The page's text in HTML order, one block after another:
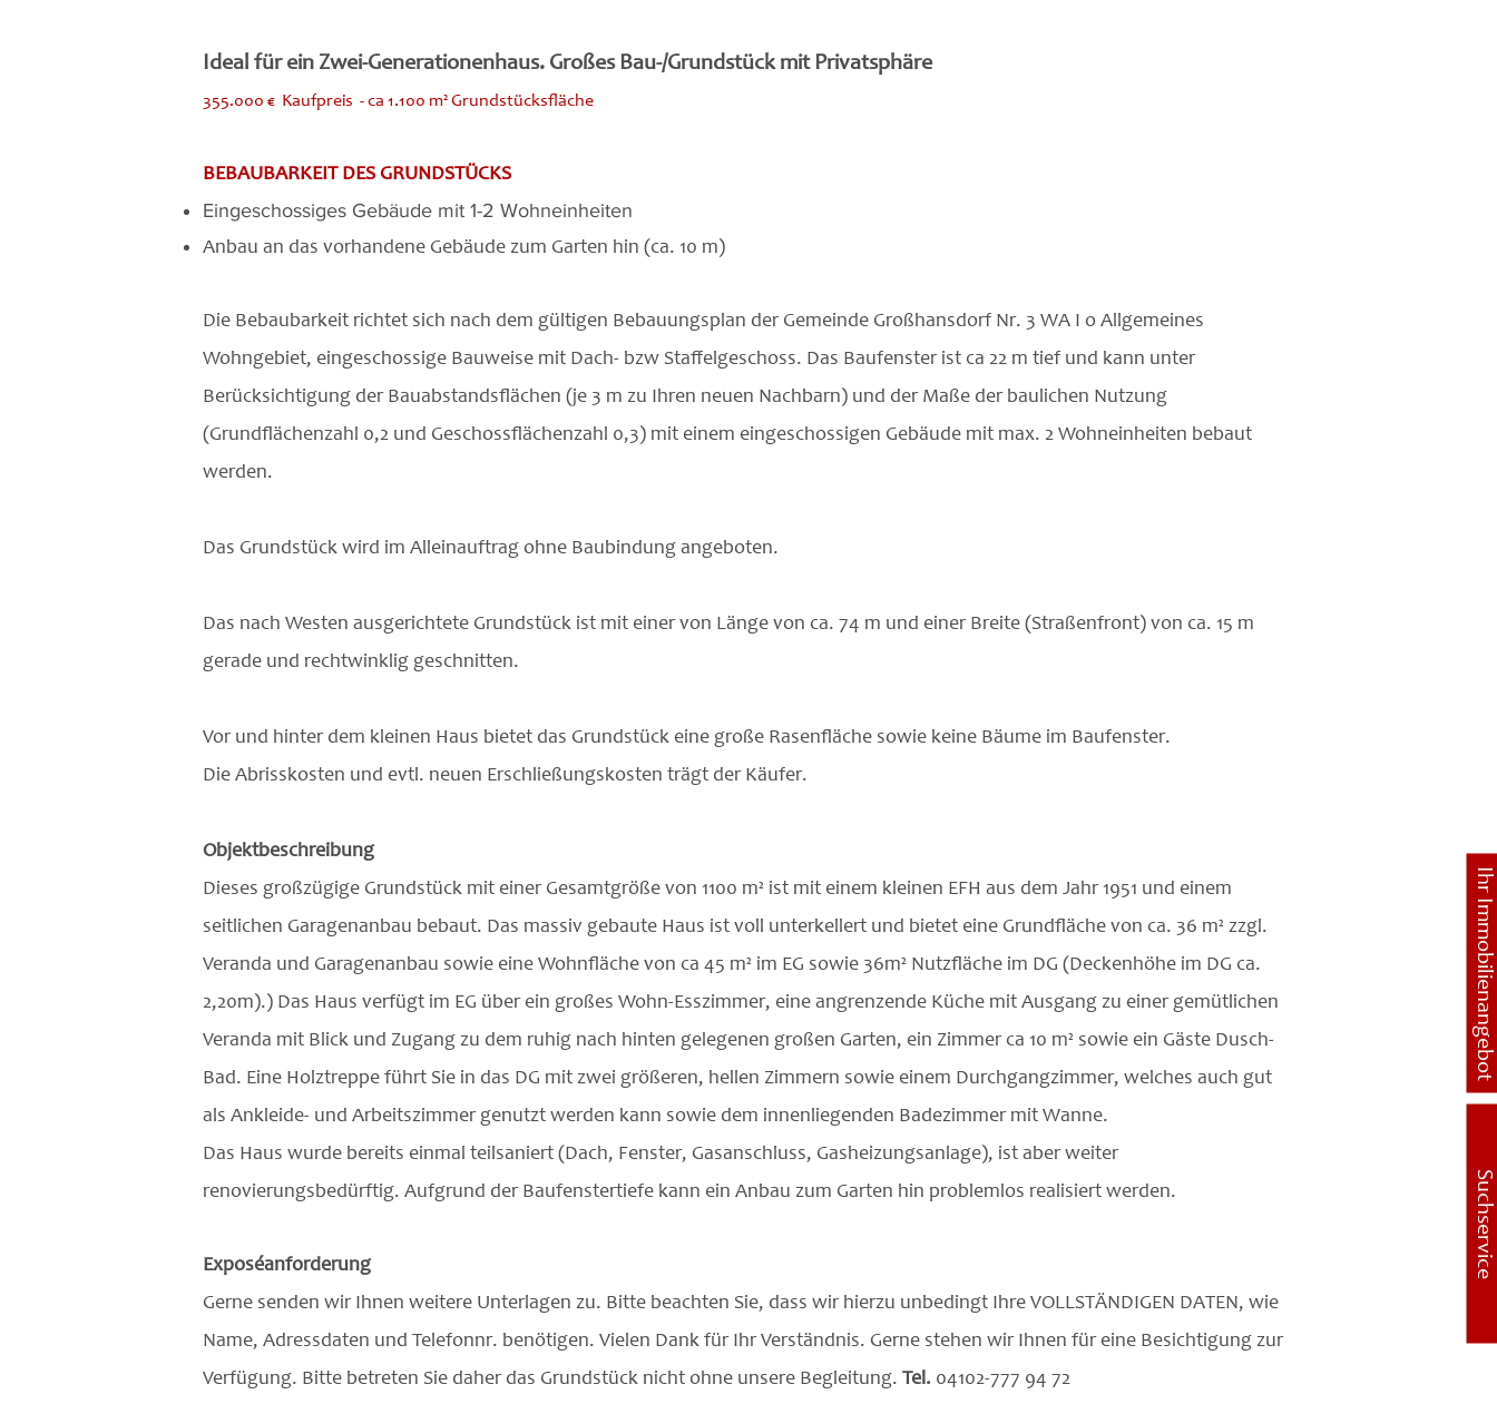
Ihr Immobilienangebot
Suchservice
Ideal für ein Zwei-Generationenhaus. Großes Bau-/Grundstück mit Privatsphäre
355.000 € Kaufpreis - ca 1.100 m² Grundstücksfläche
BEBAUBARKEIT DES GRUNDSTÜCKS
Eingeschossiges Gebäude mit 1-2 Wohneinheiten
Anbau an das vorhandene Gebäude zum Garten hin (ca. 10 m)
Die Bebaubarkeit richtet sich nach dem gültigen Bebauungsplan der Gemeinde Großhansdorf Nr. 3 WA I o Allgemeines
Wohngebiet, eingeschossige Bauweise mit Dach- bzw Staffelgeschoss. Das Baufenster ist ca 22 m tief und kann unter
Berücksichtigung der Bauabstandsflächen (je 3 m zu Ihren neuen Nachbarn) und der Maße der baulichen Nutzung
(Grundflächenzahl 0,2 und Geschossflächenzahl 0,3) mit einem eingeschossigen Gebäude mit max. 2 Wohneinheiten bebaut
werden.
Das Grundstück wird im Alleinauftrag ohne Baubindung angeboten.
Das nach Westen ausgerichtete Grundstück ist mit einer von Länge von ca. 74 m und einer Breite (Straßenfront) von ca. 15 m
gerade und rechtwinklig geschnitten.
Vor und hinter dem kleinen Haus bietet das Grundstück eine große Rasenfläche sowie keine Bäume im Baufenster.
Die Abrisskosten und evtl. neuen Erschließungskosten trägt der Käufer.
Objektbeschreibung
Dieses großzügige Grundstück mit einer Gesamtgröße von 1100 m² ist mit einem kleinen EFH aus dem Jahr 1951 und einem
seitlichen Garagenanbau bebaut. Das massiv gebaute Haus ist voll unterkellert und bietet eine Grundfläche von ca. 36 m² zzgl.
Veranda und Garagenanbau sowie eine Wohnfläche von ca 45 m² im EG sowie 36m² Nutzfläche im DG (Deckenhöhe im DG ca.
2,20m).) Das Haus verfügt im EG über ein großes Wohn-Esszimmer, eine angrenzende Küche mit Ausgang zu einer gemütlichen
Veranda mit Blick und Zugang zu dem ruhig nach hinten gelegenen großen Garten, ein Zimmer ca 10 m² sowie ein Gäste Dusch-
Bad. Eine Holztreppe führt Sie in das DG mit zwei größeren, hellen Zimmern sowie einem Durchgangzimmer, welches auch gut
als Ankleide- und Arbeitszimmer genutzt werden kann sowie dem innenliegenden Badezimmer mit Wanne.
Das Haus wurde bereits einmal teilsaniert (Dach, Fenster, Gasanschluss, Gasheizungsanlage), ist aber weiter
renovierungsbedürftig. Aufgrund der Baufenstertiefe kann ein Anbau zum Garten hin problemlos realisiert werden.
Exposéanforderung
Gerne senden wir Ihnen weitere Unterlagen zu. Bitte beachten Sie, dass wir hierzu unbedingt Ihre VOLLSTÄNDIGEN DATEN, wie
Name, Adressdaten und Telefonnr. benötigen. Vielen Dank für Ihr Verständnis. Gerne stehen wir Ihnen für eine Besichtigung zur
Verfügung. Bitte betreten Sie daher das Grundstück nicht ohne unsere Begleitung. Tel. 04102-777 94 72